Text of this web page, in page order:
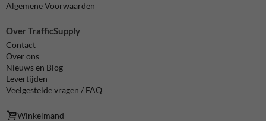
Algemene Voorwaarden
Over TrafficSupply
Contact
Over ons
Nieuws en Blog
Levertijden
Veelgestelde vragen / FAQ
Winkelmand